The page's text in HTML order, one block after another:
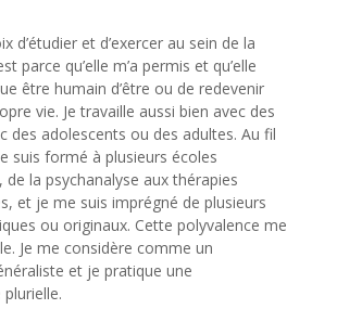
d’étudier et d’exercer au sein de la
parce qu’elle m’a permis et qu’elle
être humain d’être ou de redevenir
vie. Je travaille aussi bien avec des
des adolescents ou des adultes. Au fil
suis formé à plusieurs écoles
la psychanalyse aux thérapies
et je me suis imprégné de plusieurs
ou originaux. Cette polyvalence me
Je me considère comme un
et je pratique une